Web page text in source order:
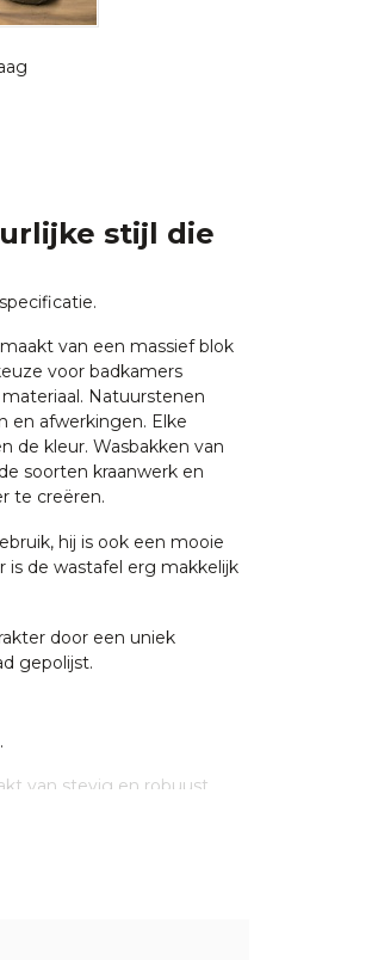
stijl die
van een massief blok
voor badkamers
Natuurstenen
en afwerkingen. Elke
de kleur. Wasbakken van
soorten kraanwerk en
te creëren.
hij is ook een mooie
is de wastafel erg makkelijk
door een uniek
gepolijst.
van stevig en robuust
dat de waskommen
een vleugje natuurlijke
van natuursteen kan een